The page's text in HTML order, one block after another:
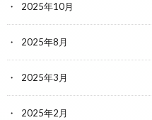
2025年10月
2025年8月
2025年3月
2025年2月